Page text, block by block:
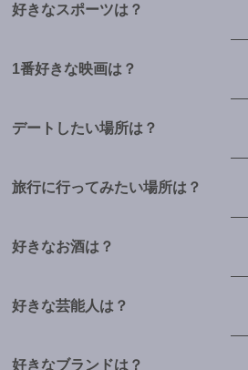
好きなスポーツは？
1番好きな映画は？
デートしたい場所は？
旅行に行ってみたい場所は？
好きなお酒は？
好きな芸能人は？
好きなブランドは？